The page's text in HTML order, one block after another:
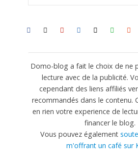
Domo-blog a fait le choix de ne
lecture avec de la publicité.
cependant des liens affiliés
recommandés dans le contenu.
en rien votre experience de
financer le blog.
Vous pouvez également
m'offrant un café sur